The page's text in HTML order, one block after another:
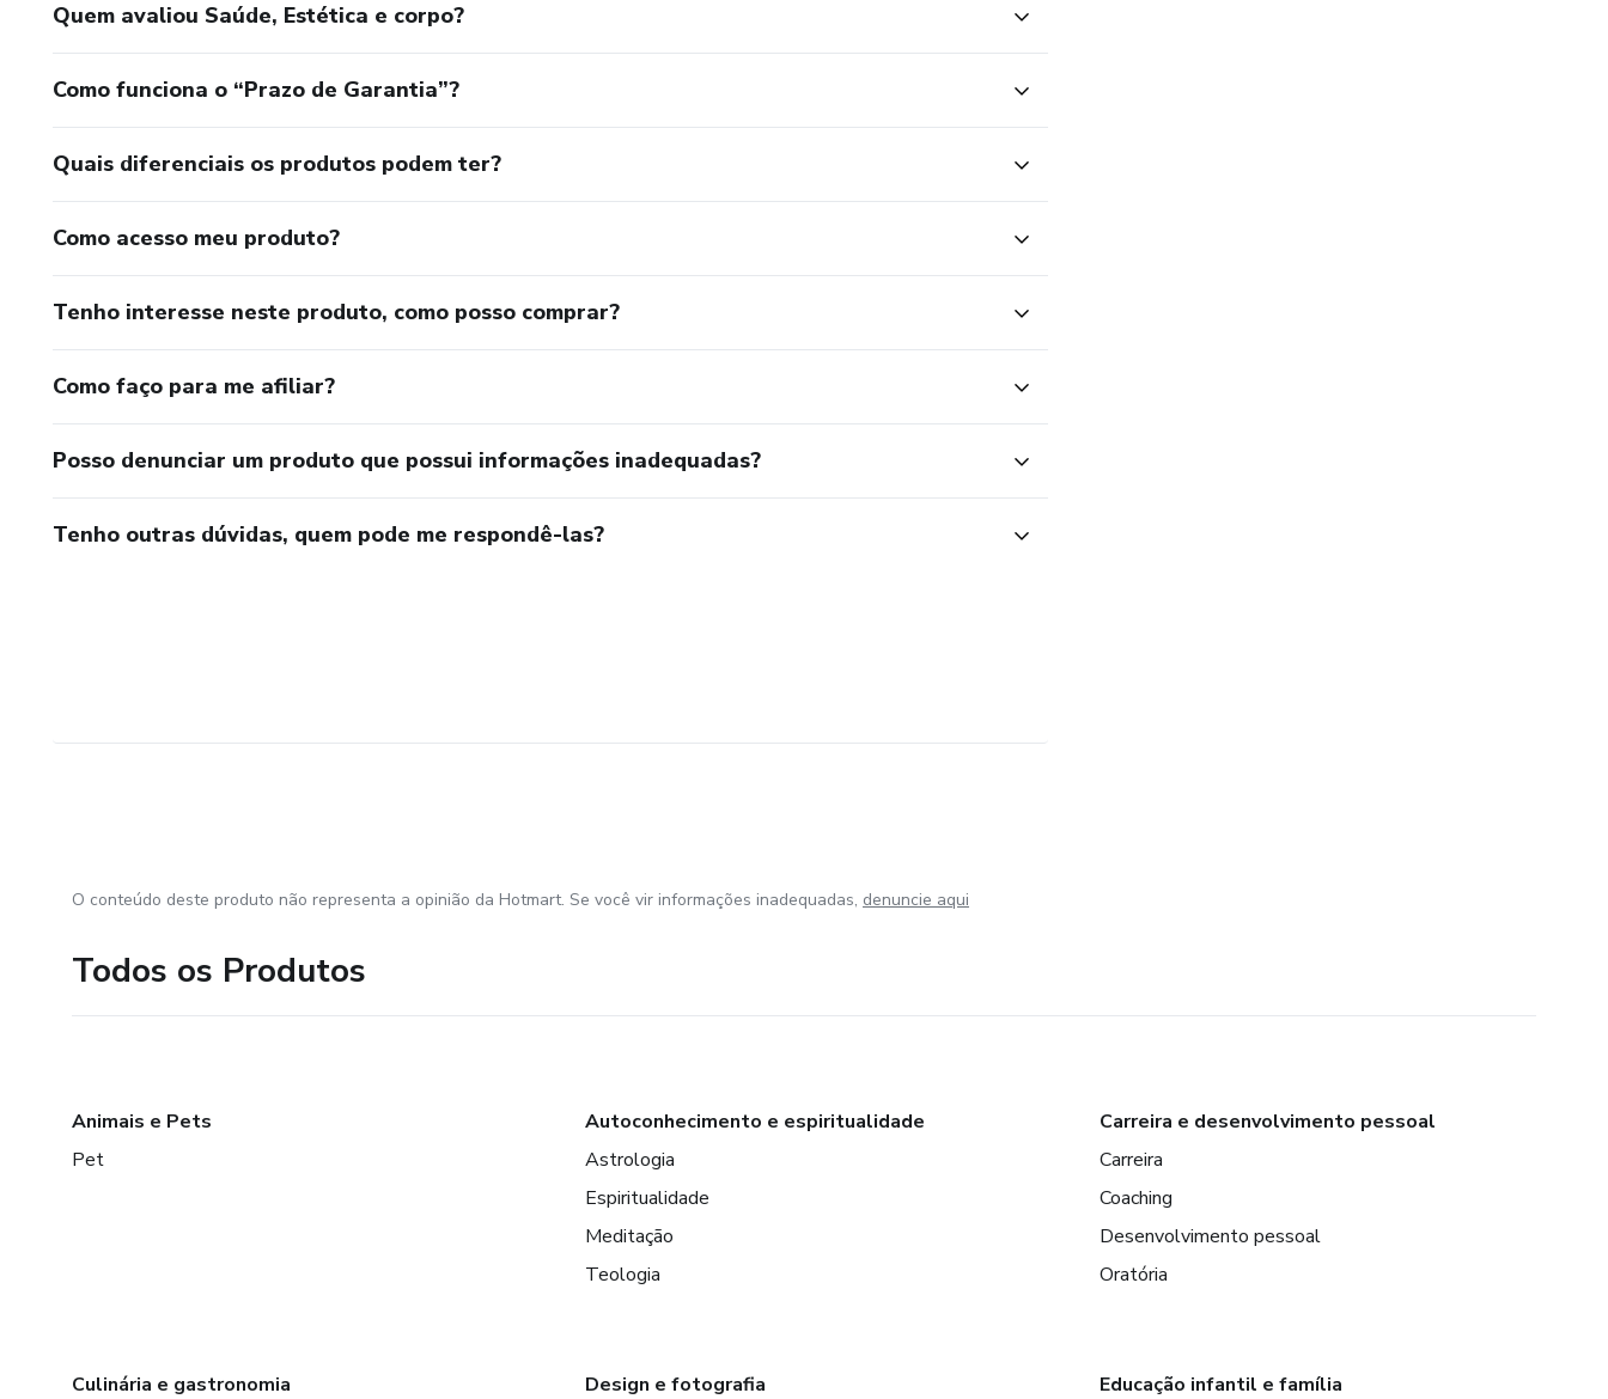
Quem avaliou Saúde, Estética e corpo?
Como funciona o “Prazo de Garantia”?
Quais diferenciais os produtos podem ter?
Como acesso meu produto?
Tenho interesse neste produto, como posso comprar?
Como faço para me afiliar?
Posso denunciar um produto que possui informações inadequadas?
Tenho outras dúvidas, quem pode me respondê-las?
O conteúdo deste produto não representa a opinião da Hotmart. Se você vir informações inadequadas, denuncie aqui
Todos os Produtos
Animais e Pets
Pet
Autoconhecimento e espiritualidade
Astrologia
Espiritualidade
Meditação
Teologia
Carreira e desenvolvimento pessoal
Carreira
Coaching
Desenvolvimento pessoal
Oratória
Culinária e gastronomia
Design e fotografia
Educação infantil e família